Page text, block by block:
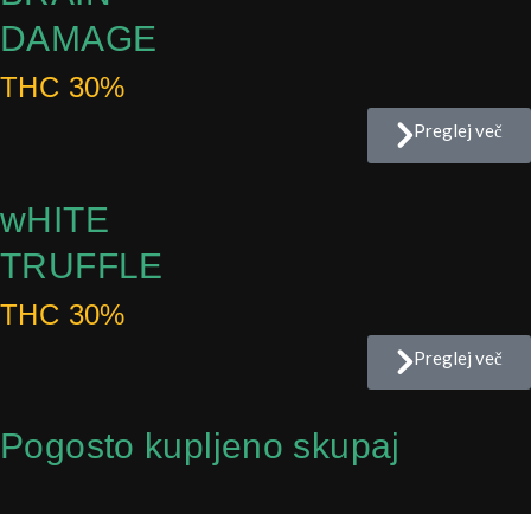
DAMAGE
THC 30%
Preglej več
wHITE
TRUFFLE
THC 30%
Preglej več
Pogosto kupljeno skupaj